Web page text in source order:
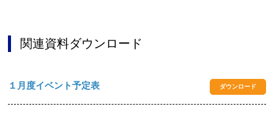
関連資料ダウンロード
１月度イベント予定表 ダウンロード